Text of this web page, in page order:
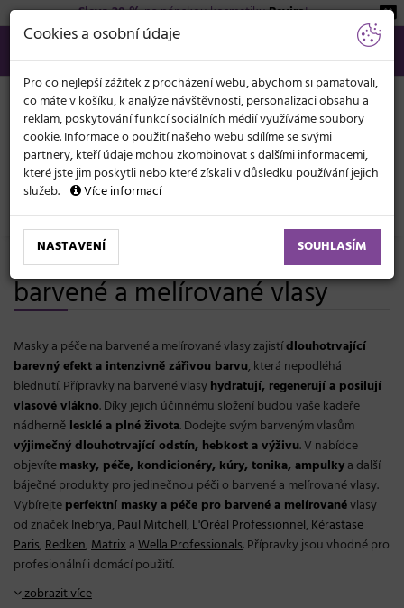
Sleva 20 %na pánskou kosmetikuBeviro!
566 440 099
info@svetkadernictvi.cz
Po−pá: 8−17
Vše o nákupu Kč
KATEGORIE
MENU
Vlasová kosmetika Masky a péče
Profesionální masky a péče pro
barvené a melírované vlasy
Masky a péče na barvené a melírované vlasy zajistídlouhotrvající
barevný efekt a intenzivně zářivou barvu, která nepodléhá
blednutí. Přípravky na barvené vlasyhydratují, regenerují a posilují
vlasové vlákno. Díky jejich účinnému složení budou vaše kadeře
nádherně lesklé a plné života. Dodejte svým barveným vlasům
výjimečný dlouhotrvající odstín, hebkost a výživu. V nabídce
objevítemasky, péče, kondicionéry, kúry, tonika, ampulkya další
báječné produkty pro jedinečnou péči o barvené a melírované vlasy.
Vybírejteperfektní masky a péče pro barvené a melírovanévlasy
od značekInebrya,Paul Mitchell,L'Oréal Professionnel,Kérastase
Paris,Redken,MatrixaWella Professionals. Přípravky jsou vhodné pro
profesionální i domácí použití.
zobrazit více
Cookies a osobní údaje
Pro co nejlepší zážitek z procházení webu, abychom si pamatovali,
co máte v košíku, k analýze návštěvnosti, personalizaci obsahu a
reklam, poskytování funkcí sociálních médií využíváme soubory
cookie. Informace o použití našeho webu sdílíme se svými
partnery, kteří údaje mohou zkombinovat s dalšími informacemi,
které jste jim poskytli nebo které získali v důsledku používání jejich
služeb.
Více informací
NASTAVENÍ SOUHLASÍM